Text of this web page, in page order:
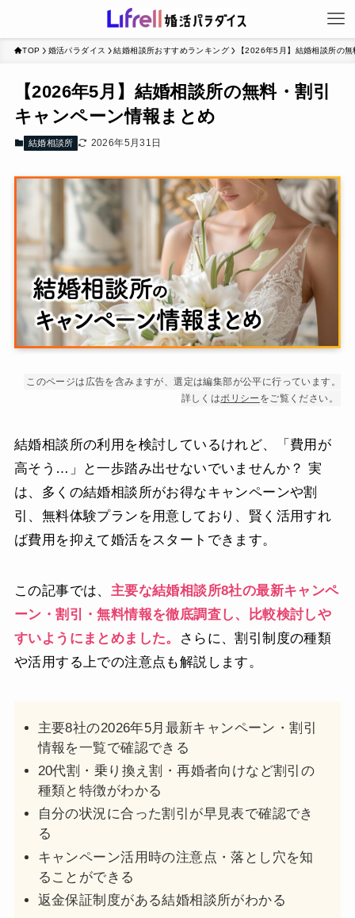
TOP 婚活パラダイス 結婚相談所おすすめランキング 【2026年5月】結婚相談所の
【2026年5月】結婚相談所の無料・割引
キャンペーン情報まとめ
結婚相談所 2026年5月31日
このページは広告を含みますが、選定は編集部が公平に行っています。
詳しくはポリシー をご覧ください。
結婚相談所の利用を検討しているけれど、「費用が
高そう…」と一歩踏み出せないでいませんか？ 実
は、多くの結婚相談所がお得なキャンペーンや割
引、無料体験プランを用意しており、賢く活用すれ
ば費用を抑えて婚活をスタートできます。
この記事では、 主要な結婚相談所8社の最新キャンペ
ーン・割引・無料情報を徹底調査し、比較検討しや
すいようにまとめました。
さらに、割引制度の種類
や活用する上での注意点も解説します。
主要8社の2026年5月最新キャンペーン・割引
情報を一覧で確認できる
20代割・乗り換え割・再婚者向けなど割引の
種類と特徴がわかる
自分の状況に合った割引が早見表で確認でき
る
キャンペーン活用時の注意点・落とし穴を知
ることができる
返金保証制度がある結婚相談所がわかる